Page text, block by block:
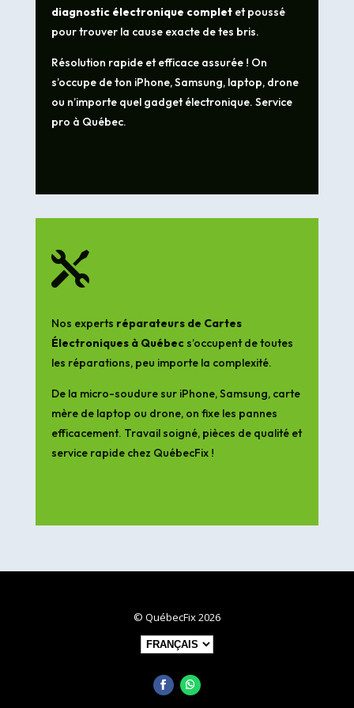
diagnostic électronique completet poussé
pour trouver la cause exacte de tes bris.
Résolution rapide et efficace assurée ! On
s’occupe de ton iPhone, Samsung, laptop, drone
ou n’importe quel gadget électronique. Service
pro à Québec.

Nos experts réparateurs de Cartes
Électroniques à Québecs’occupent de toutes
les réparations, peu importe la complexité.
De la micro-soudure sur iPhone, Samsung, carte
mère de laptop ou drone, on fixe les pannes
efficacement. Travail soigné, pièces de qualité et
service rapide chez QuébecFix !
© QuébecFix 2026